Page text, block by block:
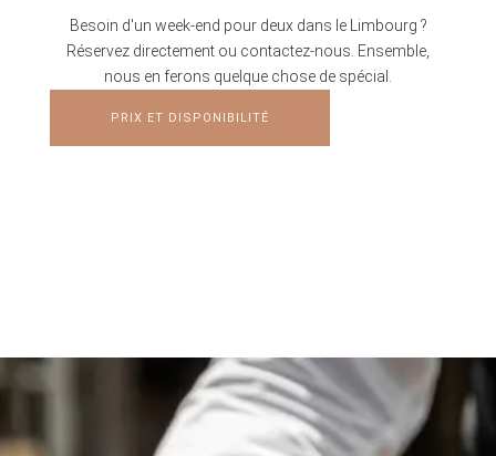
Besoin d'un week-end pour deux dans le Limbourg ?
Réservez directement ou contactez-nous. Ensemble,
nous en ferons quelque chose de spécial.
PRIX ET DISPONIBILITÉ